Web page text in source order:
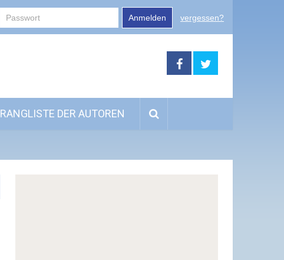
Anmelden vergessen?
RANGLISTE DER AUTOREN